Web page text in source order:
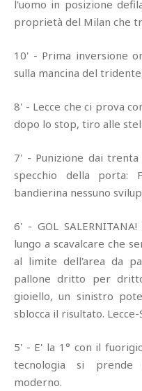
l'uomo in posizione
proprietà del Milan che
10' - Prima inversione
sulla mancina del
8' - Lecce che ci prova
dopo lo stop, tiro alle
7' - Punizione dai
specchio della porta:
bandierina nessuno
6' - GOL
lungo a scavalcare che
al limite dell'area da
pallone dritto per
gioiello, un sinistro
sblocca il risultato.
5' - E' la 1° con il
tecnologia si prende
moderno.